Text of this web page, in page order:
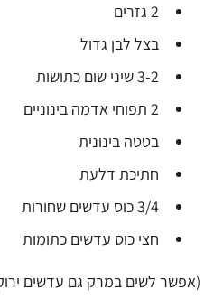
2 גזרים
בצל לבן גדול
3-2 שיני שום כתושות
2 תפוחי אדמה בינוניים
בטטה בינונית
חתיכת דלעת
3/4 כוס עדשים שחורות
חצי כוס עדשים כתומות
(אפשר לשים במרק גם עדשים